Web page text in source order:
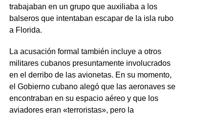
trabajaban en un grupo que auxiliaba a los
balseros que intentaban escapar de la isla rubo
a Florida.
La acusación formal también incluye a otros
militares cubanos presuntamente involucrados
en el derribo de las avionetas. En su momento,
el Gobierno cubano alegó que las aeronaves se
encontraban en su espacio aéreo y que los
aviadores eran «terroristas», pero la